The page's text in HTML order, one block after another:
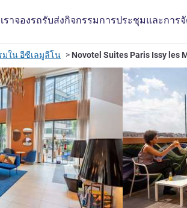
ราจองรถรับส่งกิจกรรมการประชุมและการ
มใน อีซีเลมูลีโน Novotel Suites Paris Issy les